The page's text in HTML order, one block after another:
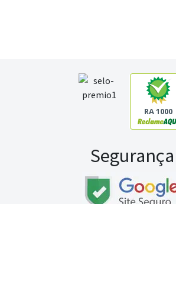
RA 1000
Segurança